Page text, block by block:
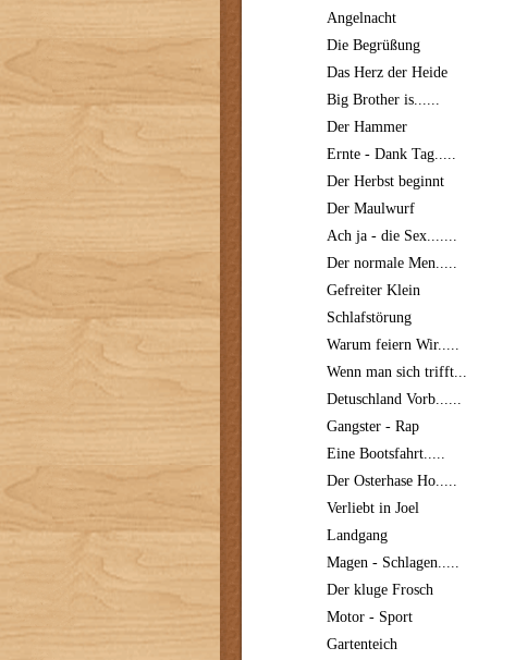
Angelnacht
Die Begrüßung
Das Herz der Heide
Big Brother is......
Der Hammer
Ernte - Dank Tag.....
Der Herbst beginnt
Der Maulwurf
Ach ja - die Sex.......
Der normale Men.....
Gefreiter Klein
Schlafstörung
Warum feiern Wir.....
Wenn man sich trifft...
Detuschland Vorb......
Gangster - Rap
Eine Bootsfahrt.....
Der Osterhase Ho.....
Verliebt in Joel
Landgang
Magen - Schlagen.....
Der kluge Frosch
Motor - Sport
Gartenteich